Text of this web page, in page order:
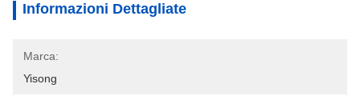
Informazioni Dettagliate
Marca:
Yisong